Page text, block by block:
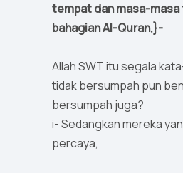
tempat dan masa-
bahagian Al-Quran,}-
Allah SWT itu segala
tidak bersumpah pun
bersumpah juga?
i- Sedangkan mereka
percaya,